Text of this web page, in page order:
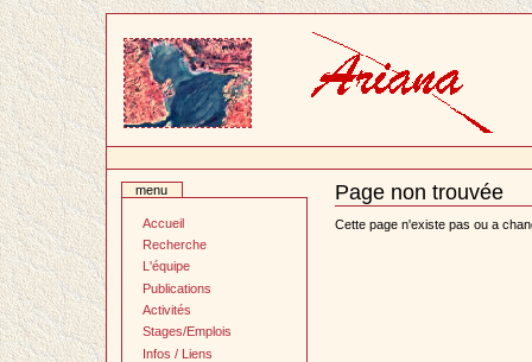
contenu
menu
Accueil
Recherche
L'équipe
Publications
Activités
Stages/Emplois
Infos / Liens
Page non trouvée
Document
Actions
Cette page n'existe pas ou a